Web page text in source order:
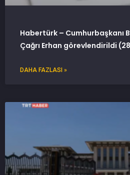
Habertürk – Cumhurbaşkanı
Çağrı Erhan görevlendirildi
DAHA FAZLASI »